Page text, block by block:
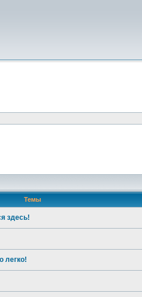
Темы
здесь!
легко!